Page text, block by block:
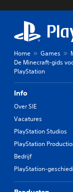
Home Games
De Minecraft-gids
PlayStation
Info
Over SIE
Vacatures
PlayStation Studios
PlayStation
Bedrijf
PlayStation-